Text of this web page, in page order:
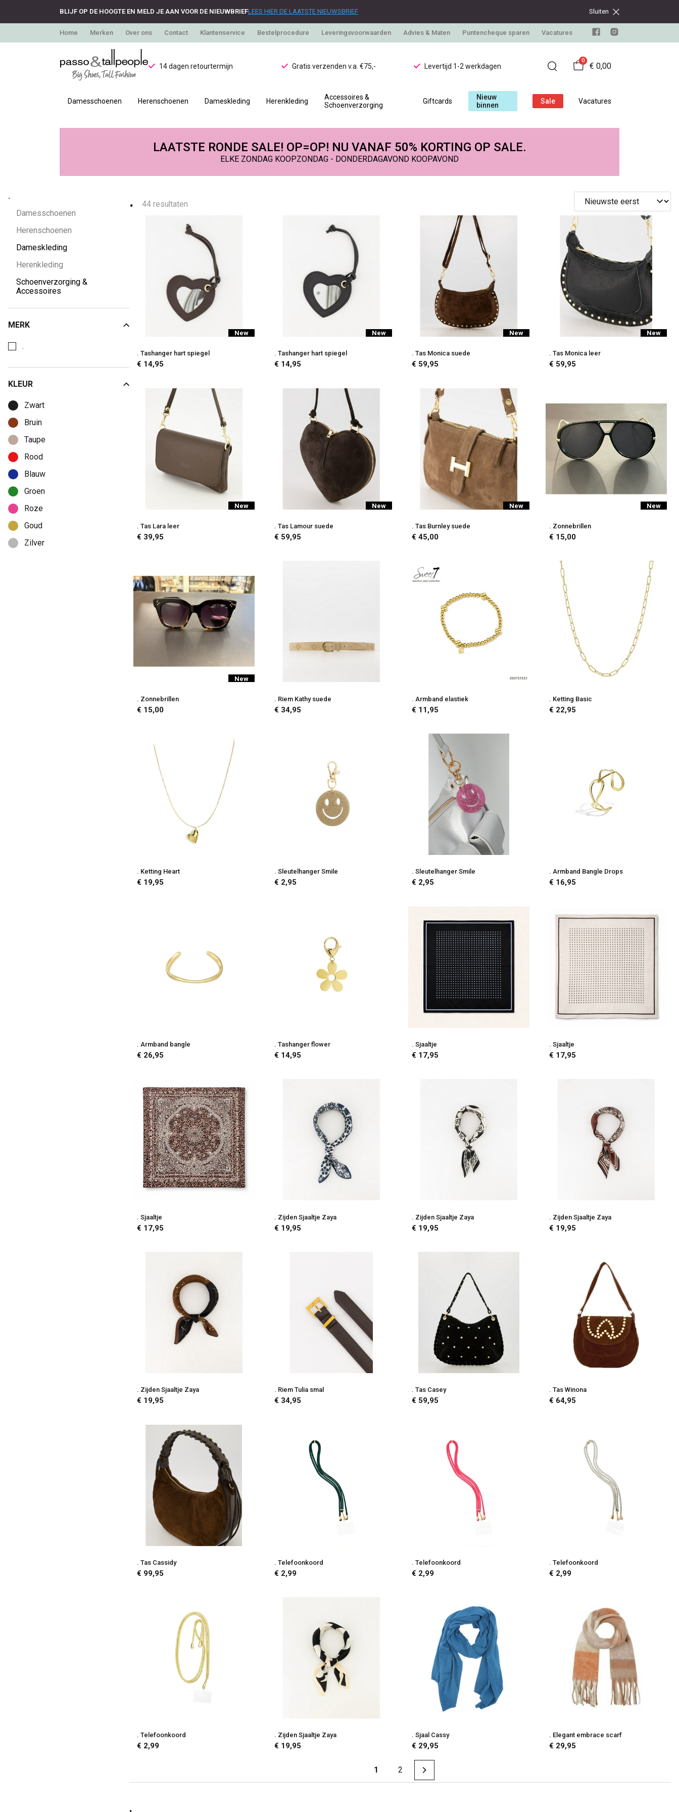
BLIJF OP DE HOOGTE EN MELD JE AAN VOOR DE NIEUWBRIEFLEES HIER DE LAATSTE NIEUWSBRIEF Sluiten
Home Merken Over ons Contact Klantenservice Bestelprocedure Leveringsvoorwaarden Advies & Maten Puntencheque sparen Vacatures
14 dagen retourtermijn Gratis verzenden v.a. €75,- Levertijd 1-2 werkdagen
0
€ 0,00
Damesschoenen Herenschoenen Dameskleding Herenkleding
Accessoires &
Schoenverzorging
Giftcards
Nieuw
binnen
Sale Vacatures
Passo
LAATSTE RONDE SALE! OP=OP! NU VANAF 50% KORTING OP SALE.
ELKE ZONDAG KOOPZONDAG - DONDERDAGAVOND KOOPAVOND
.
Damesschoenen
Herenschoenen
Dameskleding
Herenkleding
Schoenverzorging &
Accessoires
MERK
.
KLEUR
Zwart
Bruin
Taupe
Rood
Blauw
Groen
Roze
Goud
Zilver
. 44 resultaten
New
. Tashanger hart spiegel
€ 14,95
New
. Tashanger hart spiegel
€ 14,95
New
. Tas Monica suede
€ 59,95
New
. Tas Monica leer
€ 59,95
New
. Tas Lara leer
€ 39,95
New
. Tas Lamour suede
€ 59,95
New
. Tas Burnley suede
€ 45,00
New
. Zonnebrillen
€ 15,00
New
. Zonnebrillen
€ 15,00
. Riem Kathy suede
€ 34,95
. Armband elastiek
€ 11,95
. Ketting Basic
€ 22,95
. Ketting Heart
€ 19,95
. Sleutelhanger Smile
€ 2,95
. Sleutelhanger Smile
€ 2,95
. Armband Bangle Drops
€ 16,95
. Armband bangle
€ 26,95
. Tashanger flower
€ 14,95
. Sjaaltje
€ 17,95
. Sjaaltje
€ 17,95
. Sjaaltje
€ 17,95
. Zijden Sjaaltje Zaya
€ 19,95
. Zijden Sjaaltje Zaya
€ 19,95
. Zijden Sjaaltje Zaya
€ 19,95
. Zijden Sjaaltje Zaya
€ 19,95
. Riem Tulia smal
€ 34,95
. Tas Casey
€ 59,95
. Tas Winona
€ 64,95
. Tas Cassidy
€ 99,95
. Telefoonkoord
€ 2,99
. Telefoonkoord
€ 2,99
. Telefoonkoord
€ 2,99
. Telefoonkoord
€ 2,99
. Zijden Sjaaltje Zaya
€ 19,95
. Sjaal Cassy
€ 29,95
. Elegant embrace scarf
€ 29,95
1 2
.